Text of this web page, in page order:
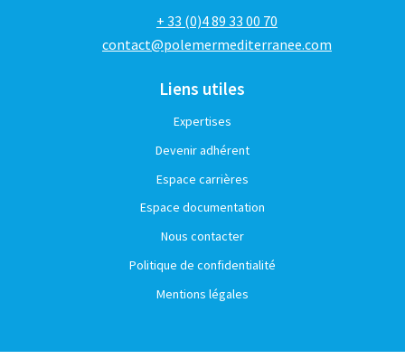
+ 33 (0)4 89 33 00 70
contact@polemermediterranee.com
Liens utiles
Expertises
Devenir adhérent
Espace carrières
Espace documentation
Nous contacter
Politique de confidentialité
Mentions légales